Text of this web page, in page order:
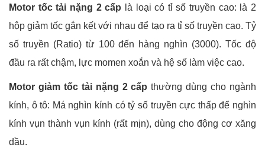
Motor tốc tải nặng 2 cấp là loại có tỉ số truyền cao: là 2
hộp giảm tốc gắn kết với nhau để tạo ra tỉ số truyền cao. Tỷ
số truyền (Ratio) từ 100 đến hàng nghìn (3000). Tốc độ
đầu ra rất chậm, lực momen xoắn và hệ số làm việc cao.
Motor giảm tốc tải nặng 2 cấp thường dùng cho ngành
kính, ô tô: Má nghìn kính có tỷ số truyền cực thấp để nghìn
kính vụn thành vụn kính (rất mịn), dùng cho động cơ xăng
dầu.